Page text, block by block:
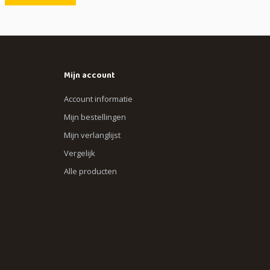
Mijn account
Account informatie
Mijn bestellingen
Mijn verlanglijst
Vergelijk
Alle producten